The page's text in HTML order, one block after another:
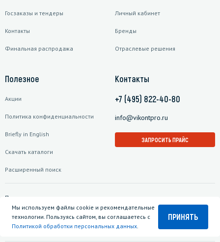
Госзаказы и тендеры
Контакты
Финальная распродажа
Личный кабинет
Бренды
Отраслевые решения
Полезное
Акции
Политика конфиденциальности
Briefly in English
Скачать каталоги
Расширенный поиск
Контакты
+7 (495) 822-40-80
info@vikontpro.ru
ЗАПРОСИТЬ ПРАЙС
Подписаться на рассылку
Мы используем файлы cookie и рекомендательные
технологии. Пользуясь сайтом, вы соглашаетесь с
Политикой обработки персональных данных.
ПРИНЯТЬ